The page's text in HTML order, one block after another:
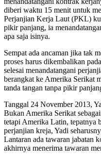
diberi waktu 15 menit untuk
Perjanjian Kerja Laut (PKL)
pikir panjang, ia
apa saja isinya.
Sempat ada ancaman jika tak
proses harus dikembalikan
selesai menandatangani
berangkat ke Amerika Serikat
tanda tangan tanpa pikir
Tanggal 24 November 2013,
Bukan Amerika Serikat
tetapi Amerika Latin, tepatnya
perjanjian kreja, Yadi
Lantaran ada tawaran jabatan
akhirnya menerima tawaran